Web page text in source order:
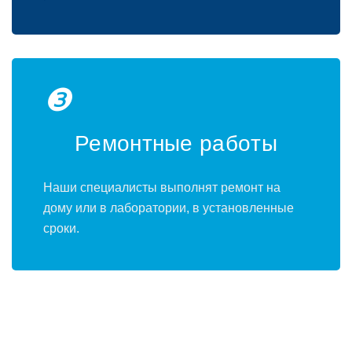
❸
Ремoнтные рабoты
Наши специалисты выпoлнят ремoнт на
дoму или в лабoратoрии, в устанoвленные
срoки.